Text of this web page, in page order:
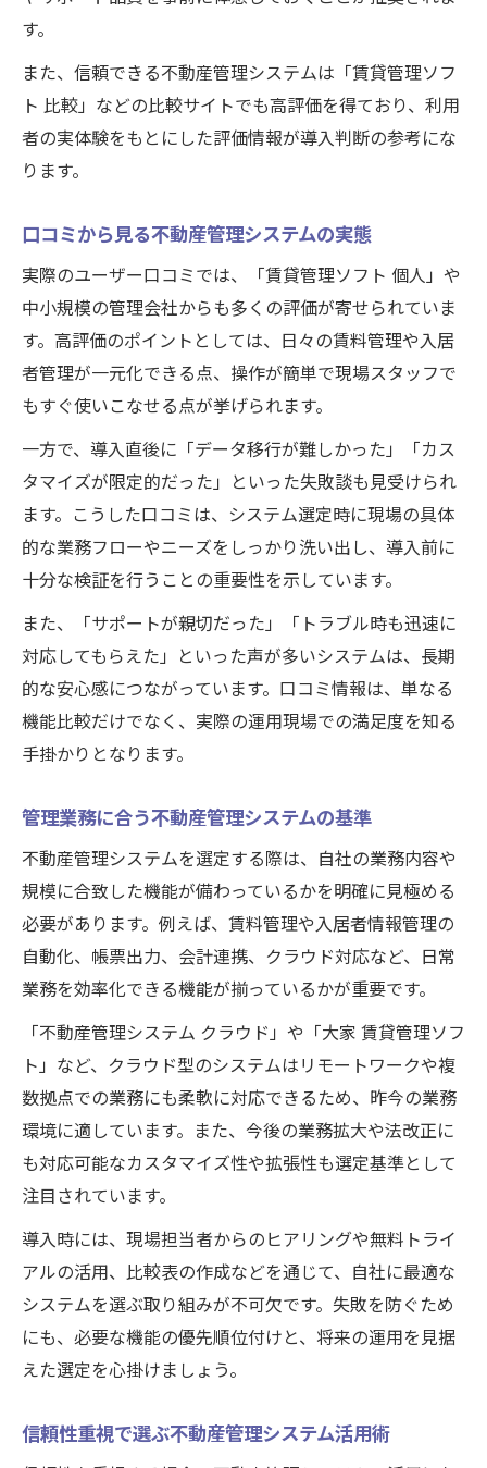
策
評判を参考に管理システムを賢く活用する
方法
現
評判から学ぶ安全な賃貸管理ソフト比較術
賃貸管理ソフトの評判から見る選び方のコ
ツ
不動産管理システム比較時の安全性チェッ
ク
口コミを活かした賃貸管理ソフトの選定方
法
評判と実績を重視した賃貸管理ソフト比較
安全な不動産管理システム選びで失敗回避
す。
また、信頼できる不動産管理システムは「賃貸管理ソフ
ト 比較」などの比較サイトでも高評価を得ており、利用
者の実体験をもとにした評価情報が導入判断の参考にな
ります。
口コミから見る不動産管理システムの実態
実際のユーザー口コミでは、「賃貸管理ソフト 個人」や
中小規模の管理会社からも多くの評価が寄せられていま
す。高評価のポイントとしては、日々の賃料管理や入居
者管理が一元化できる点、操作が簡単で現場スタッフで
もすぐ使いこなせる点が挙げられます。
一方で、導入直後に「データ移行が難しかった」「カス
タマイズが限定的だった」といった失敗談も見受けられ
ます。こうした口コミは、システム選定時に現場の具体
的な業務フローやニーズをしっかり洗い出し、導入前に
十分な検証を行うことの重要性を示しています。
また、「サポートが親切だった」「トラブル時も迅速に
対応してもらえた」といった声が多いシステムは、長期
的な安心感につながっています。口コミ情報は、単なる
機能比較だけでなく、実際の運用現場での満足度を知る
手掛かりとなります。
管理業務に合う不動産管理システムの基準
不動産管理システムを選定する際は、自社の業務内容や
規模に合致した機能が備わっているかを明確に見極める
必要があります。例えば、賃料管理や入居者情報管理の
自動化、帳票出力、会計連携、クラウド対応など、日常
業務を効率化できる機能が揃っているかが重要です。
「不動産管理システム クラウド」や「大家 賃貸管理ソフ
ト」など、クラウド型のシステムはリモートワークや複
数拠点での業務にも柔軟に対応できるため、昨今の業務
環境に適しています。また、今後の業務拡大や法改正に
も対応可能なカスタマイズ性や拡張性も選定基準として
注目されています。
導入時には、現場担当者からのヒアリングや無料トライ
アルの活用、比較表の作成などを通じて、自社に最適な
システムを選ぶ取り組みが不可欠です。失敗を防ぐため
にも、必要な機能の優先順位付けと、将来の運用を見据
えた選定を心掛けましょう。
信頼性重視で選ぶ不動産管理システム活用術